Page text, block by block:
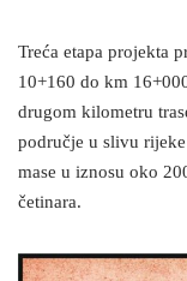
Treća etapa projekta
10+160 do km
drugom kilometru
područje u slivu
mase u iznosu oko
četinara.